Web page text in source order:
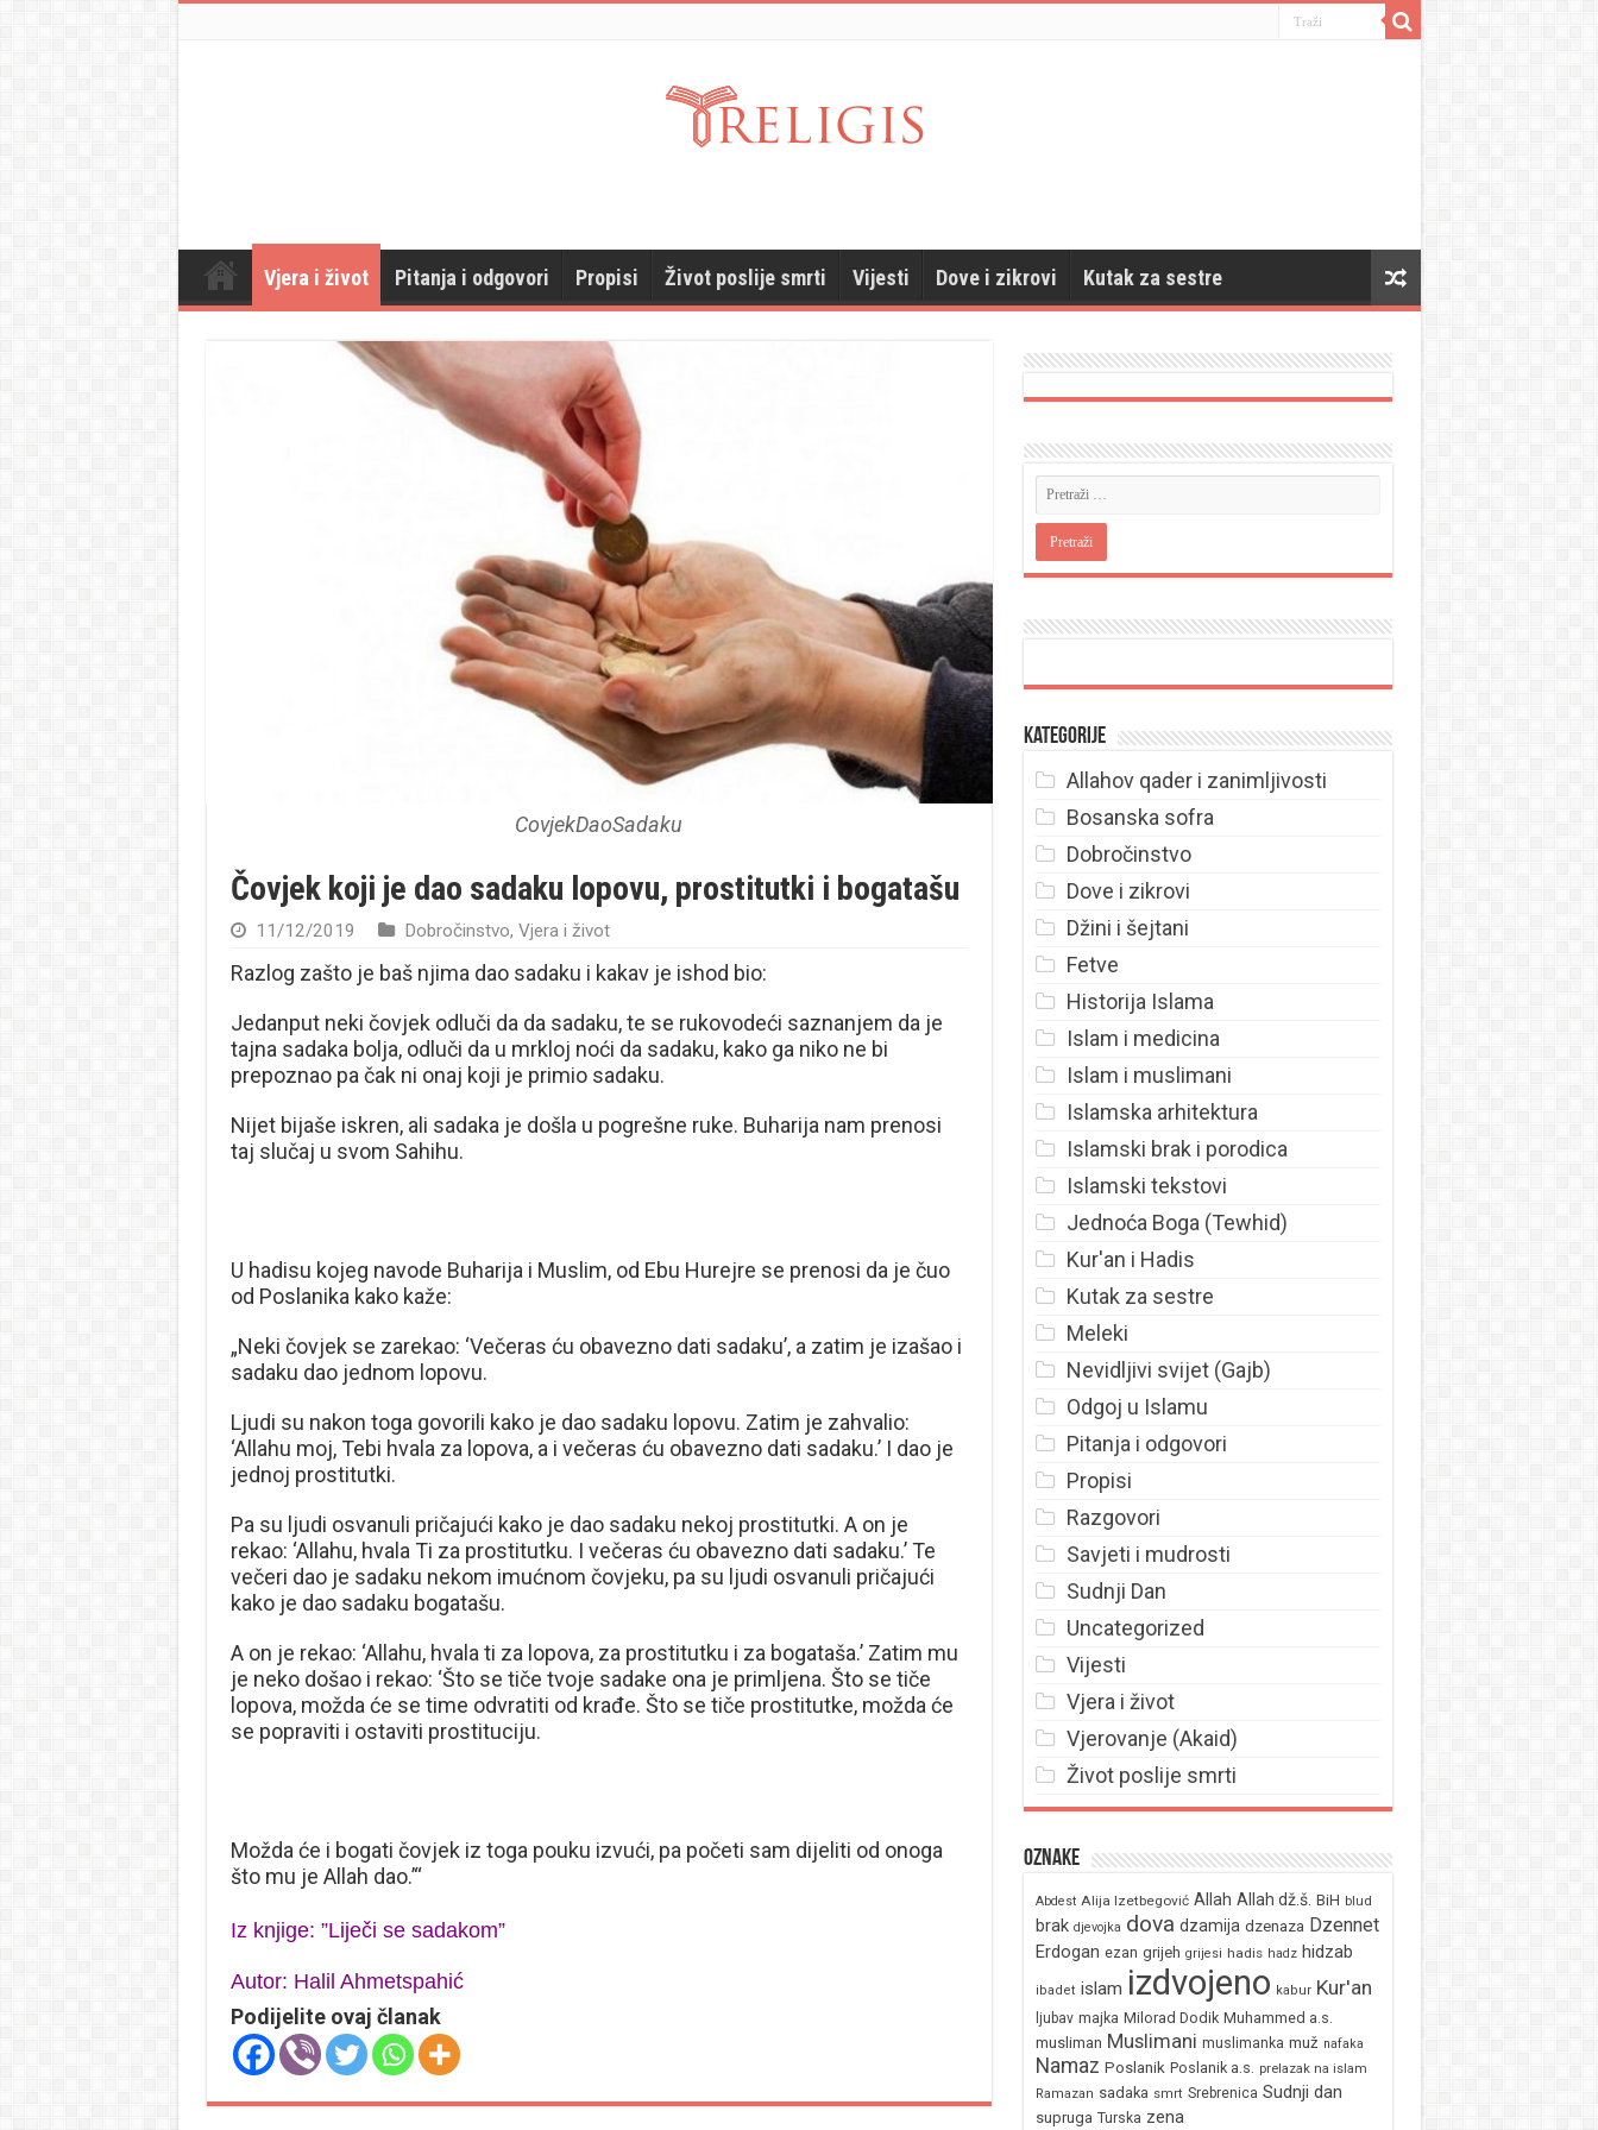
Vjera i život Pitanja i odgovori Propisi Život poslije smrti Vijesti Dove i zikrovi Kutak za sestre
CovjekDaoSadaku
Čovjek koji je dao sadaku lopovu, prostitutki i bogatašu
11/12/2019 Dobročinstvo, Vjera i život
Razlog zašto je baš njima dao sadaku i kakav je ishod bio:
Jedanput neki čovjek odluči da da sadaku, te se rukovodeći saznanjem da je
tajna sadaka bolja, odluči da u mrkloj noći da sadaku, kako ga niko ne bi
prepoznao pa čak ni onaj koji je primio sadaku.
Nijet bijaše iskren, ali sadaka je došla u pogrešne ruke. Buharija nam prenosi
taj slučaj u svom Sahihu.
U hadisu kojeg navode Buharija i Muslim, od Ebu Hurejre se prenosi da je čuo
od Poslanika kako kaže:
„Neki čovjek se zarekao: ‘Večeras ću obavezno dati sadaku’, a zatim je izašao i
sadaku dao jednom lopovu.
Ljudi su nakon toga govorili kako je dao sadaku lopovu. Zatim je zahvalio:
‘Allahu moj, Tebi hvala za lopova, a i večeras ću obavezno dati sadaku.’ I dao je
jednoj prostitutki.
Pa su ljudi osvanuli pričajući kako je dao sadaku nekoj prostitutki. A on je
rekao: ‘Allahu, hvala Ti za prostitutku. I večeras ću obavezno dati sadaku.’ Te
večeri dao je sadaku nekom imućnom čovjeku, pa su ljudi osvanuli pričajući
kako je dao sadaku bogatašu.
A on je rekao: ‘Allahu, hvala ti za lopova, za prostitutku i za bogataša.’ Zatim mu
je neko došao i rekao: ‘Što se tiče tvoje sadake ona je primljena. Što se tiče
lopova, možda će se time odvratiti od krađe. Što se tiče prostitutke, možda će
se popraviti i ostaviti prostituciju.
Možda će i bogati čovjek iz toga pouku izvući, pa početi sam dijeliti od onoga
što mu je Allah dao.’“
Iz knjige: ”Liječi se sadakom”
Autor: Halil Ahmetspahić
Podijelite ovaj članak
Kategorije
Allahov qader i zanimljivosti
Bosanska sofra
Dobročinstvo
Dove i zikrovi
Džini i šejtani
Fetve
Historija Islama
Islam i medicina
Islam i muslimani
Islamska arhitektura
Islamski brak i porodica
Islamski tekstovi
Jednoća Boga (Tewhid)
Kur'an i Hadis
Kutak za sestre
Meleki
Nevidljivi svijet (Gajb)
Odgoj u Islamu
Pitanja i odgovori
Propisi
Razgovori
Savjeti i mudrosti
Sudnji Dan
Uncategorized
Vijesti
Vjera i život
Vjerovanje (Akaid)
Život poslije smrti
Oznake
Abdest Alija Izetbegović Allah Allah dž.š. BiH blud
brak djevojka dova dzamija dzenaza Dzennet
Erdogan ezan grijeh grijesi hadis hadz hidzab
ibadet islam izdvojeno kabur Kur'an
ljubav majka Milorad Dodik Muhammed a.s.
musliman Muslimani muslimanka muž nafaka
Namaz Poslanik Poslanik a.s. prelazak na islam
Ramazan sadaka smrt Srebrenica Sudnji dan
supruga Turska zena